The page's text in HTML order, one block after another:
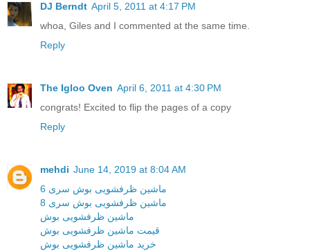
DJ Berndt April 5, 2011 at 4:17 PM
whoa, Giles and I commented at the same time.
Reply
The Igloo Oven April 6, 2011 at 4:30 PM
congrats! Excited to flip the pages of a copy
Reply
mehdi June 14, 2019 at 8:04 AM
ماشین ظرفشویی بوش سری 6
ماشین ظرفشویی بوش سری 8
ماشین ظرفشویی بوش
قیمت ماشین ظرفشویی بوش
خرید ماشین ظرفشویی بوش